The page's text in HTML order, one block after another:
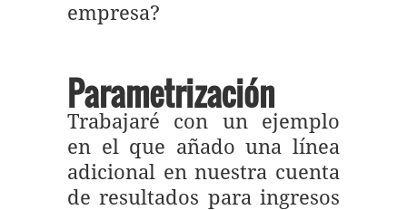
empresa?
Parametrización
Trabajaré con un ejemplo
en el que añado una línea
adicional en nuestra cuenta
de resultados para ingresos